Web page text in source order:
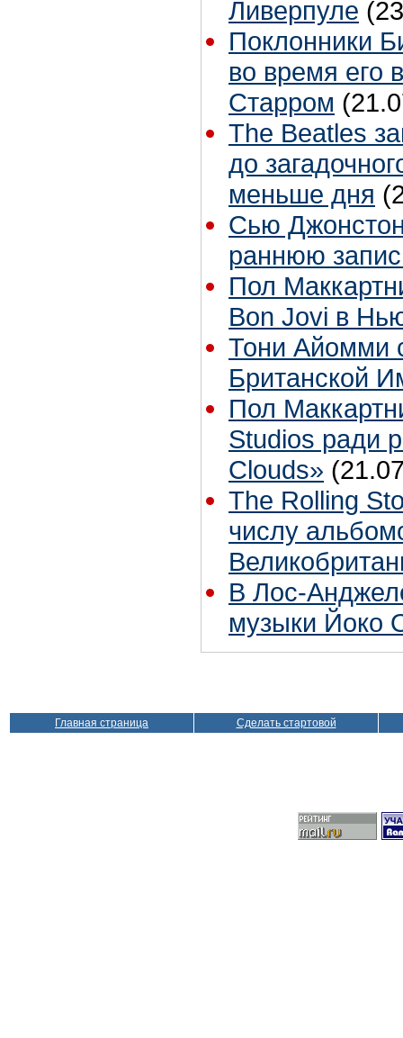
Ливерпуле
Поклонники
во время его
Старром
The Beatles
до
меньше дня
Сью
раннюю
Пол
Bon Jovi в
Тони Айомми
Британской
Пол
Studios ради
Clouds»
The Rolling
числу
В Лос-
музыки Йоко
Главная страница Сделать стартовой